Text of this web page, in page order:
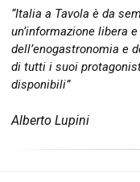
“Italia a Tavola è da
un’informazione libera
dell’enogastronomia e
di tutti i suoi
disponibili”
Alberto Lupini